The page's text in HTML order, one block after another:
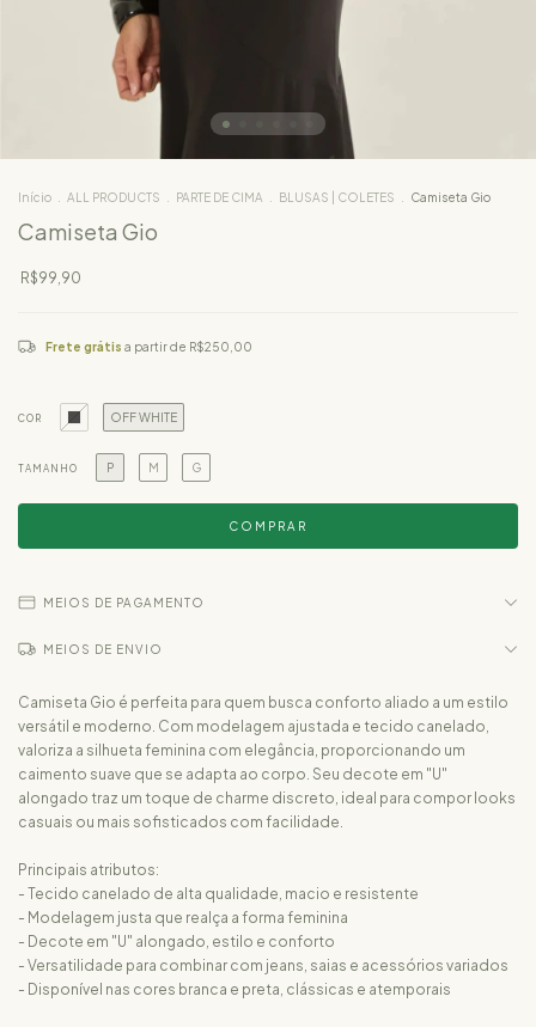
Início ALL PRODUCTS PARTE DE CIMA BLUSAS | COLETES Camiseta Gio
Camiseta Gio
R$99,90
Frete grátis a partir de R$250,00
COR OFF WHITE
TAMANHO P M G
MEIOS DE PAGAMENTO
MEIOS DE ENVIO
Camiseta Gio é perfeita para quem busca conforto aliado a um estilo
versátil e moderno. Com modelagem ajustada e tecido canelado,
valoriza a silhueta feminina com elegância, proporcionando um
caimento suave que se adapta ao corpo. Seu decote em "U"
alongado traz um toque de charme discreto, ideal para compor looks
casuais ou mais sofisticados com facilidade.
Principais atributos:
- Tecido canelado de alta qualidade, macio e resistente
- Modelagem justa que realça a forma feminina
- Decote em "U" alongado, estilo e conforto
- Versatilidade para combinar com jeans, saias e acessórios variados
- Disponível nas cores branca e preta, clássicas e atemporais